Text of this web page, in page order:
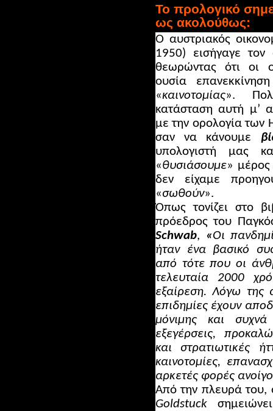
Το προλογικό
ως ακολούθως:
Ο αυστριακός
1950) εισήγαγε
θεωρώντας ότι οι
ουσία
«καινοτομίας».
κατάσταση αυτή μ’
με την ορολογία των
σαν να κάνουμε
υπολογιστή μας
«θυσιάσουμε» μέρος
δεν είχαμε
«σωθούν».
Όπως τονίζει στο
πρόεδρος του
Schwab, «Οι
ήταν ένα βασικό
από τότε που οι
τελευταία 2000
εξαίρεση. Λόγω της
επιδημίες έχουν
μόνιμης και συχνά
εξεγέρσεις,
και στρατιωτικές
καινοτομίες,
αρκετές φορές
Από την πλευρά του,
Goldstuck